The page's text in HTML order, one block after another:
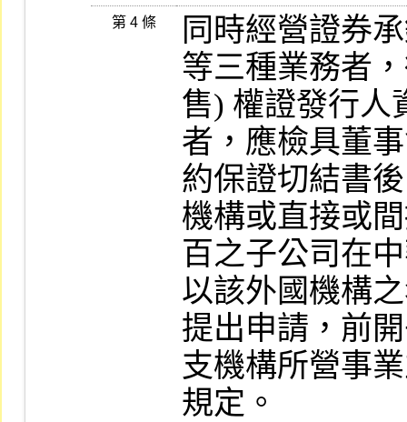
第 4 條
同時經營證券
等三種業務者
售) 權證發行人
者，應檢具董
約保證切結書
機構或直接或
百之子公司在
以該外國機構
提出申請，前
支機構所營事
規定。